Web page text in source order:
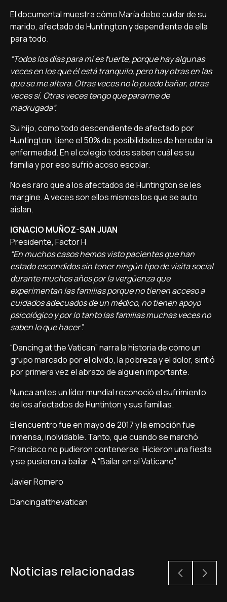
El documental muestra cómo María debe cuidar de su
marido, afectado de Huntington y dependiente de ella
para todo.
“Todos los días para mí es fuerte, porque hay algunas
veces en los que él está tranquilo, pero hay otras en las
que se me altera. Otras veces no lo puedo bañar, otras
veces sí. Otras veces tengo que pararme de
madrugada”.
Su hijo, como todo descendiente de afectado por
Huntington, tiene el 50% de posibilidades de heredar la
enfermedad. En el colegio todos saben cuál es su
familia y por eso sufrió acoso escolar.
No es raro que a los afectados de Huntington se les
margine. A veces son ellos mismos los que se auto
aíslan.
IGNACIO MUÑOZ-SAN JUAN
Presidente, Factor H
“En muchos casos hemos visto pacientes que han
estado escondidos sin tener ningún tipo de visita social
durante muchos años por la vergüenza que
experimentan las familias porque no tienen acceso a
cuidados adecuados de un médico, no tienen apoyo
psicológico y por lo tanto las familias muchas veces no
saben lo que hacer”.
“Dancing at the Vatican” narra la historia de cómo un
grupo marcado por el olvido, la pobreza y el dolor, sintió
por primera vez el abrazo de alguien importante.
Nunca antes un líder mundial reconoció el sufrimiento
de los afectados de Huntinton y sus familias.
El encuentro fue en mayo de 2017 y la emoción fue
inmensa, inolvidable. Tanto, que cuando se marchó
Francisco no pudieron contenerse. Hicieron una fiesta
y se pusieron a bailar. A “Bailar en el Vaticano”.
Javier Romero
Dancingatthevatican
Noticias relacionadas